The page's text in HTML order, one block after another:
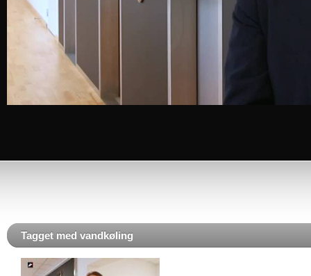
Tagget med vandkøling